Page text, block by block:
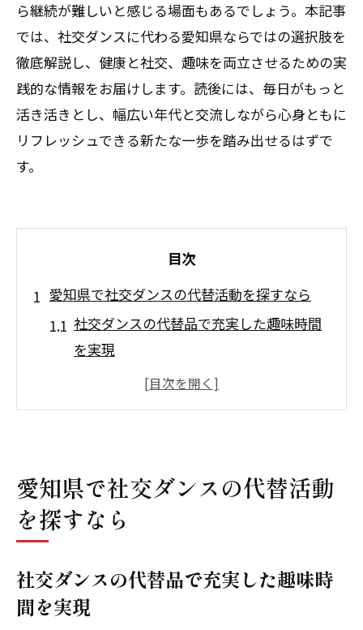
ら継続が難しいと感じる場面もあるでしょう。本記事
では、社交ダンスに代わる愛知県ならではの選択肢を
徹底解説し、健康と社交、趣味を両立させるための実
践的な情報をお届けします。読後には、毎日がもっと
活き活きとし、幅広い年代と交流しながら心身ともに
リフレッシュできる新たな一歩を踏み出せるはずで
す。
目次
愛知県で社交ダンスの代替活動を探すなら
社交ダンスの代替品で充実した趣味時間
を実現
愛知県で社交ダンス以外に健康を保つ方
法
社交ダンスパーティーの雰囲気を味わえ
る代替案
の魅力
名古屋の社交ダンスサークル以外の交流
愛知県で社交ダンスの代替活動
を探すなら
社交ダンスの代替品で充実した趣味時
間を実現